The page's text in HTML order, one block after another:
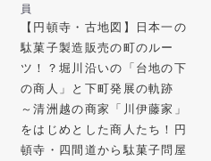
員
【円頓寺・古地図】日本一の
駄菓子製造販売の町のルー
ツ！？堀川沿いの「台地の下
の商人」と下町発展の軌跡
～清洲越の商家「川伊藤家」
をはじめとした商人たち！円
頓寺・四間道から駄菓子問屋